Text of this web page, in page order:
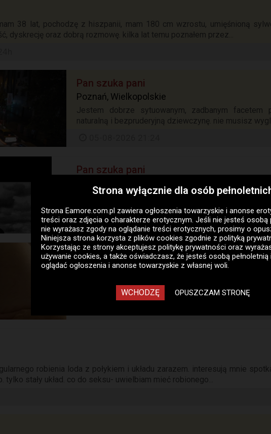
38 lat, pochodzę z hiszpanii, mam 180 cm wzrostu, umięśnioną
dyskrecję oraz dobrą rozmowę. kilka lat temu poznałem przez...
Pan szuka pani
Poznań, Wielkopolskie
Jestem dobrze sytuowanym, zadbanym facetem
naturalną i bezpruderyjną dziewczynę. nie musisz
Pan szuka pani
Młody, wysportowany facet. uwielbiam kobiety.
starszym, jak i młodszym ? urozmaicić ich życie
05-08-2026 21:24
Pan szuka pani
Poznań, Wielkopolskie
Witamy serdecznie dwóch przyjaciół hetero
adam lat 42 i grzegorz lat 45 szukamy pani której z
robienia loda z połykiem i układu zarazem. interesują mnie
stały układ. co do seksu- uwielbiam mieć robionego...
Strona wyłącznie dla osób
Strona Eamore.com.pl zawiera ogłoszenia towarzyskie i anonse
treści oraz zdjęcia o charakterze erotycznym. Jeśli nie jesteś osobą
nie wyrażasz zgody na oglądanie treści erotycznych, prosimy o
Niniejsza strona korzysta z plików cookies zgodnie z polityką
Korzystając ze strony akceptujesz politykę prywatności oraz
używanie cookies, a także oświadczasz, że jesteś osobą pełnoletnią
oglądać ogłoszenia i anonse towarzyskie z własnej woli.
WCHODZĘ OPUSZCZAM STRONĘ